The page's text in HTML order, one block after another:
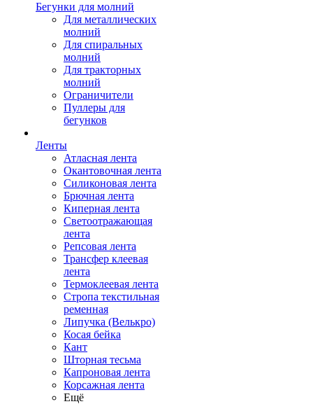
Бегунки для молний
Для металлических
молний
Для спиральных
молний
Для тракторных
молний
Ограничители
Пуллеры для
бегунков
Ленты
Атласная лента
Окантовочная лента
Силиконовая лента
Брючная лента
Киперная лента
Светоотражающая
лента
Репсовая лента
Трансфер клеевая
лента
Термоклеевая лента
Стропа текстильная
ременная
Липучка (Велькро)
Косая бейка
Кант
Шторная тесьма
Капроновая лента
Корсажная лента
Ещё